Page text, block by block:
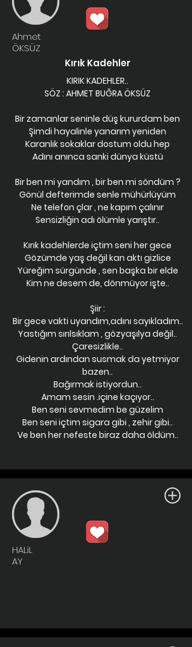
Ahmet
ÖKSÜZ
Kırık Kadehler
KIRIK KADEHLER..
SÖZ : AHMET BUĞRA ÖKSÜZ
Bir zamanlar seninle düş kururdam ben
Şimdi hayalinle yanarım yeniden
Karanlık sokaklar dostum oldu hep
Adını anınca sanki dünya küstü
Bir ben mi yandım , bir ben mi söndüm ?
Gönül defterimde senle mühürlüyüm
Ne telefon çlar , ne kapım çalınır
Sensizliğin adı ölümle yarıştır..
Kırık kadehlerde içtim seni her gece
Gözümde yaş değil kan aktı gizlice
Yüreğim sürgünde , sen başka bir elde
Kim ne desem de, dönmüyor işte..
Şiir :
Bir gece vakti uyandım,adını sayıkladım..
Yastığım sırılsıklam , gözyaşılya değil..
Çaresizlikle..
Gidenin ardından susmak da yetmiyor
bazen..
Bağırmak istiyordun..
Amam sesin .içine kaçıyor..
Ben seni sevmedim be güzelim
Ben seni içtim sigara gibi , zehir gibi..
Ve ben her nefeste biraz daha öldüm..
HALiL
AY